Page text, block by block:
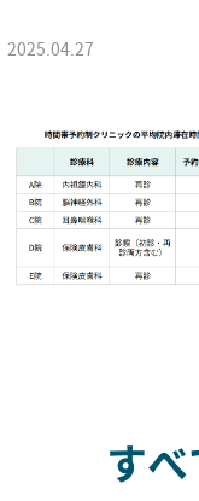
2025.04.27
す